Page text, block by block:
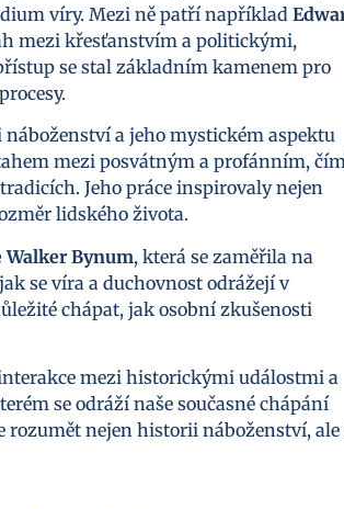
víry. Mezi ně patří například
mezi křesťanstvím a politickými,
se stal základním kamenem pro
a jeho mystickém aspektu
mezi posvátným a profánním,
Jeho práce inspirovaly nejen
lidského života.
Walker Bynum, která se zaměřila na
se víra a duchovnost odrážejí v
chápat, jak osobní zkušenosti
mezi historickými událostmi a
se odráží naše současné chápání
nejen historii náboženství, ale